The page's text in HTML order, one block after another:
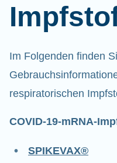
Im Folgenden finden
respiratorischen
COVID-19-mRNA-
SPIKEVAX®